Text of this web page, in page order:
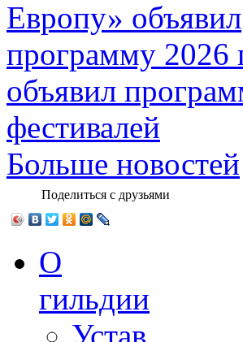
объявил
фестивалей
Больше новостей
Поделиться с друзьями
О
гильдии
Устав